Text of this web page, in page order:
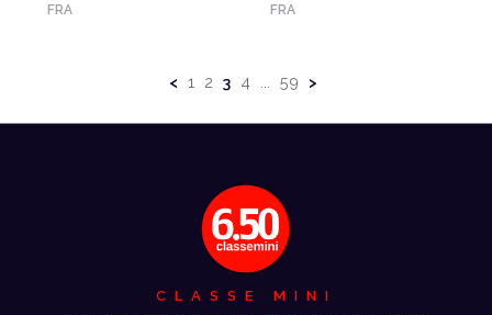
FRA FRA
< 1 2 3 4... 59 >
CLASSE MINI